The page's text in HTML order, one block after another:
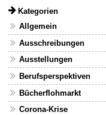
Kategorien
Allgemein
Ausschreibungen
Ausstellungen
Berufsperspektiven
Bücherflohmarkt
Corona-Krise